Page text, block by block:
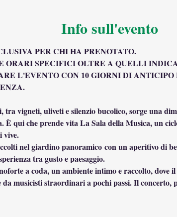
Info sull'evento
PER CHI HA PRENOTATO.
ORARI SPECIFICI OLTRE A QUELLI
L'EVENTO CON 10 GIORNI DI
tra vigneti, uliveti e silenzio bucolico, sorge una
qui che prende vita La Sala della Musica, un
vive.
nel giardino panoramico con un aperitivo di
tra gusto e paesaggio.
a coda, un ambiente intimo e raccolto, dove
musicisti straordinari a pochi passi. Il concerto,